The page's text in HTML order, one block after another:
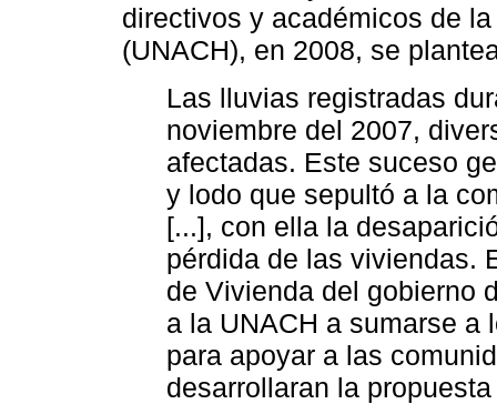
directivos y académicos de
(UNACH), en 2008, se
Las lluvias registradas
noviembre del 2007,
afectadas. Este suceso
y lodo que sepultó a la
[...], con ella la
pérdida de las viviendas.
de Vivienda del gobierno
a la UNACH a sumarse a
para apoyar a las
desarrollaran la